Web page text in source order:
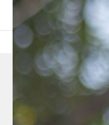
2026.04.03
邱ｨ髮・ｾ・
邱ｨ髮・ｾ・IMG_1622